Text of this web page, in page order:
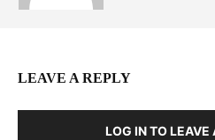
LEAVE A REPLY
LOG IN TO